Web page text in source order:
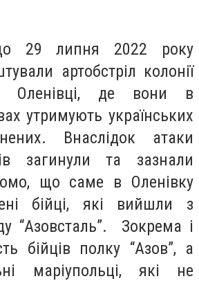
29 липня 2022 року
артобстріл колонії
Оленівці, де вони в
утримують українських
Внаслідок атаки
загинули та зазнали
що саме в Оленівку
бійці, які вийшли з
“Азовсталь”. Зокрема і
бійців полку “Азов”, а
маріупольці, які не